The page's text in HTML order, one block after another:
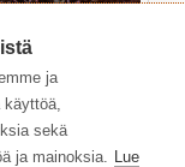
ja
käyttöä,
sekä
ja mainoksia. Lue